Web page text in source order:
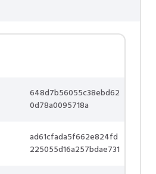
648d7b56055c38ebd62
0d78a0095718a
ad61cfada5f662e824fd
225055d16a257bdae731